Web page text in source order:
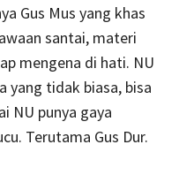
Gus Mus yang khas
santai, materi
mengena di hati. NU
yang tidak biasa, bisa
NU punya gaya
Terutama Gus Dur.